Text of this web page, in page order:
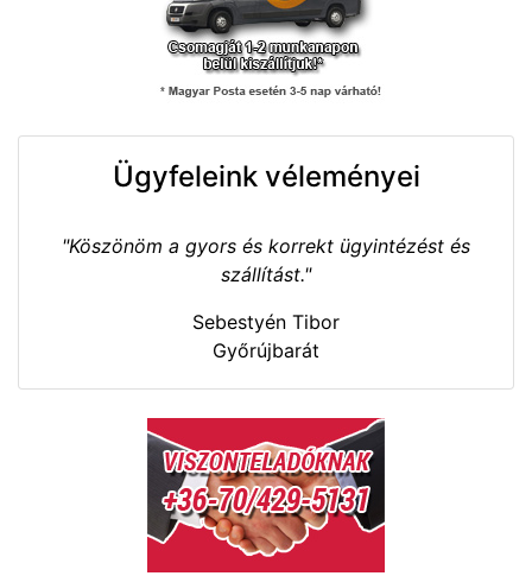
Ügyfeleink véleményei
"Köszönöm a gyors és korrekt ügyintézést és
szállítást."
Sebestyén Tibor
Győrújbarát